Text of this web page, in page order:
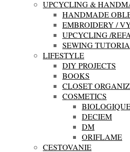
UPCYCLING &
HANDMADE
EMBROIDERY /
UPCYCLING /
SEWING
LIFESTYLE
DIY PROJECTS
BOOKS
CLOSET
COSMETICS
DECIEM
DM
ORIFLAME
CESTOVANIE